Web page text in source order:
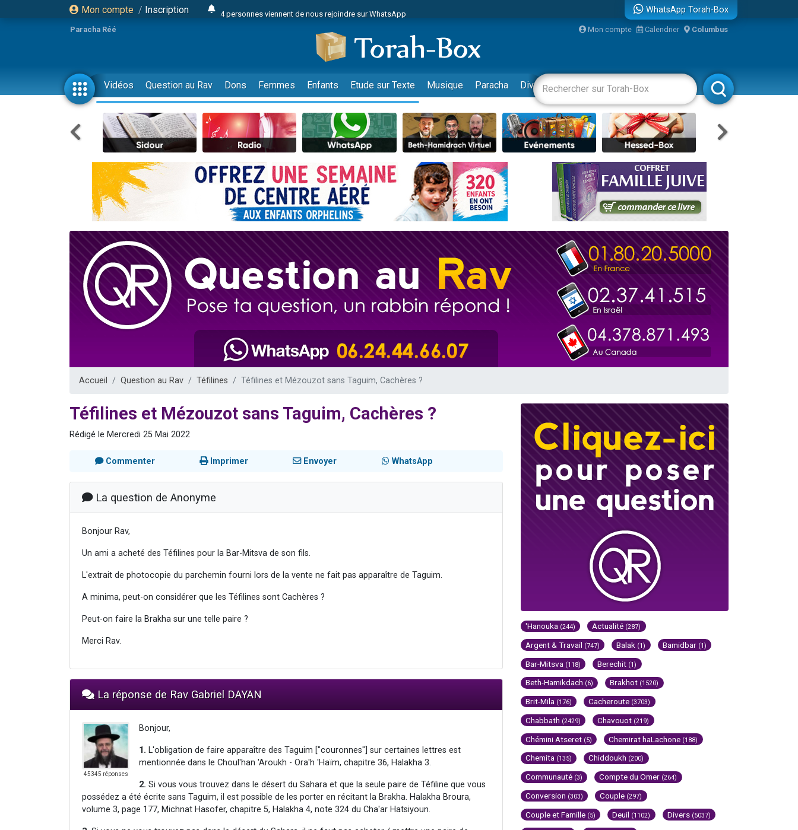
Mon compte / Inscription
4 personnes viennent de nous rejoindre sur WhatsApp
Odaya vient de donner son Maasser
3 personnes viennent de faire un don pour 5 jours de vacances aux Orphelins
3 personnes viennent de faire un don pour Diane, 80 ans, dans un appartement insalubre
13 personnes viennent de demander une bénédiction
2 personnes viennent de nous rejoindre sur WhatsApp
30 personnes viennent de faire un don pour Sauvez la jambe de Yohan
Il reste 49 places pour étudier en groupe sur Zoom
12 nouvelles musiques dans Torah-Box Music
3 personnes viennent de nous rejoindre sur WhatsApp
2 personnes viennent de nous rejoindre sur WhatsApp
3 personnes viennent de nous rejoindre sur WhatsApp
2 nouvelles musiques dans Torah-Box Music
8 personnes viennent de faire un don pour Tsédaka : pauvres d'Israel
Nouvelle émission radio : Visions de grandeur n°104 : Le Chabbath et le Birkat Hamazone à travers le temps
Ariel vient de donner son Maasser
Il reste 49 places pour étudier en groupe sur Zoom
Eva vient de donner son Maasser
WhatsApp Torah-Box
Paracha Réé Mon compte Calendrier Columbus
Vidéos Question au Rav Dons Femmes Enfants Etude sur Texte Musique Paracha Divertissements Livres Rabbanim
Accueil Question au Rav Téfilines Téfilines et Mézouzot sans Taguim, Cachères ?
Téfilines et Mézouzot sans Taguim, Cachères ?
Rédigé le Mercredi 25 Mai 2022
Commenter Imprimer Envoyer WhatsApp
La question de Anonyme
Bonjour Rav,
Un ami a acheté des Téfilines pour la Bar-Mitsva de son fils.
L'extrait de photocopie du parchemin fourni lors de la vente ne fait pas apparaître de Taguim.
A minima, peut-on considérer que les Téfilines sont Cachères ?
Peut-on faire la Brakha sur une telle paire ?
Merci Rav.
La réponse de Rav Gabriel DAYAN
45345 réponses
Bonjour,
1. L'obligation de faire apparaître des Taguim ["couronnes"] sur certaines lettres est
mentionnée dans le Choul'han 'Aroukh - Ora'h 'Haïm, chapitre 36, Halakha 3.
2. Si vous vous trouvez dans le désert du Sahara et que la seule paire de Téfiline que vous
possédez a été écrite sans Taguim, il est possible de les porter en récitant la Brakha. Halakha Broura,
volume 3, page 177, Michnat Hasofer, chapitre 5, Halakha 4, note 324 du Cha'ar Hatsiyoun.
'Hanouka (244) Actualité (287)
Argent & Travail (747) Balak (1) Bamidbar (1)
Bar-Mitsva (118) Berechit (1)
Beth-Hamikdach (6) Brakhot (1520)
Brit-Mila (176) Cacheroute (3703)
Chabbath (2429) Chavouot (219)
Chémini Atseret (5) Chemirat haLachone (188)
Chemita (135) Chiddoukh (200)
Communauté (3) Compte du Omer (264)
Conversion (303) Couple (297)
Couple et Famille (5) Deuil (1102) Divers (5037)